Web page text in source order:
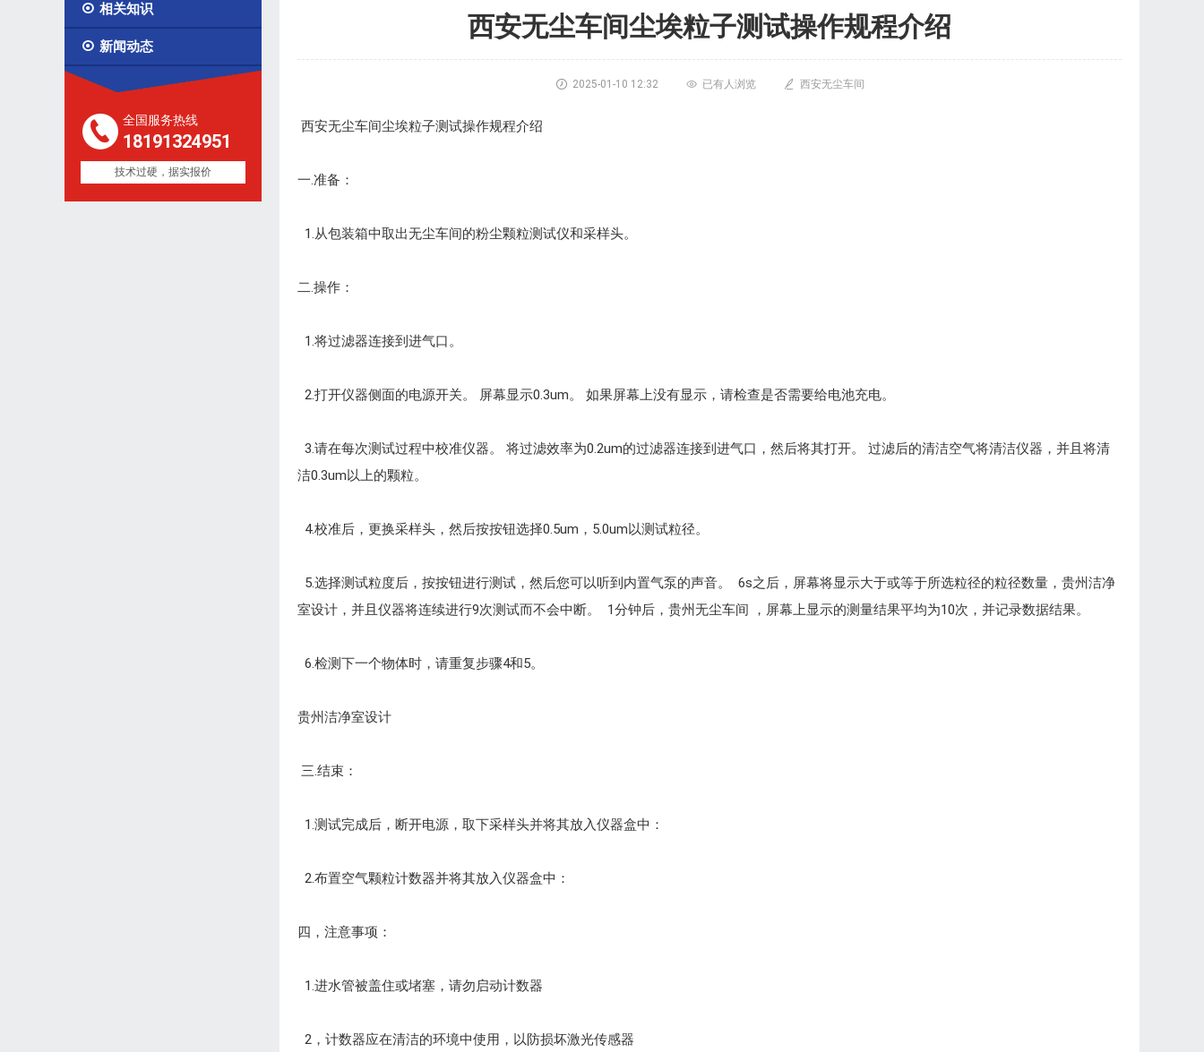
 相关知识
 新闻动态
全国服务热线
18191324951
技术过硬，据实报价
西安无尘车间尘埃粒子测试操作规程介绍
 2025-01-10 12:32  已有人浏览  西安无尘车间
西安无尘车间尘埃粒子测试操作规程介绍
一.准备：
1.从包装箱中取出无尘车间的粉尘颗粒测试仪和采样头。
二.操作：
1.将过滤器连接到进气口。
2.打开仪器侧面的电源开关。 屏幕显示0.3um。 如果屏幕上没有显示，请检查是否需要给电池充电。
3.请在每次测试过程中校准仪器。 将过滤效率为0.2um的过滤器连接到进气口，然后将其打开。 过滤后的清洁空气将清洁仪器，并且将清
洁0.3um以上的颗粒。
4.校准后，更换采样头，然后按按钮选择0.5um，5.0um以测试粒径。
5.选择测试粒度后，按按钮进行测试，然后您可以听到内置气泵的声音。 6s之后，屏幕将显示大于或等于所选粒径的粒径数量，贵州洁净
室设计，并且仪器将连续进行9次测试而不会中断。 1分钟后，贵州无尘车间 ，屏幕上显示的测量结果平均为10次，并记录数据结果。
6.检测下一个物体时，请重复步骤4和5。
贵州洁净室设计
三.结束：
1.测试完成后，断开电源，取下采样头并将其放入仪器盒中：
2.布置空气颗粒计数器并将其放入仪器盒中：
四，注意事项：
1.进水管被盖住或堵塞，请勿启动计数器
2，计数器应在清洁的环境中使用，以防损坏激光传感器